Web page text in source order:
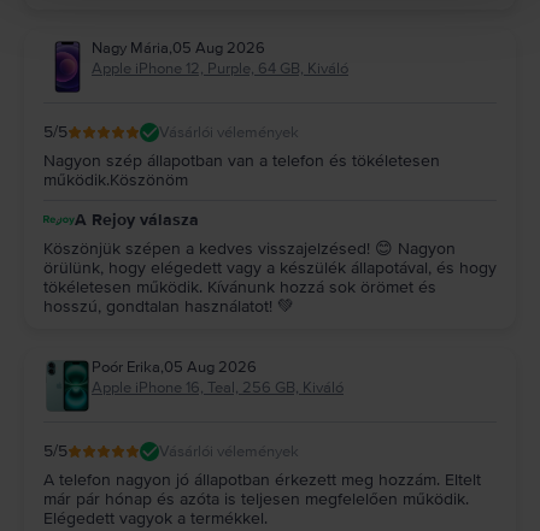
Nagy Mária,05 Aug 2026
Apple iPhone 12, Purple, 64 GB, Kiváló
5/5 Vásárlói vélemények
Nagyon szép állapotban van a telefon és tökéletesen
működik.Köszönöm
A Rejoy válasza
Köszönjük szépen a kedves visszajelzésed! 😊 Nagyon
örülünk, hogy elégedett vagy a készülék állapotával, és hogy
tökéletesen működik. Kívánunk hozzá sok örömet és
hosszú, gondtalan használatot! 💚
Poór Erika,05 Aug 2026
Apple iPhone 16, Teal, 256 GB, Kiváló
5/5 Vásárlói vélemények
A telefon nagyon jó állapotban érkezett meg hozzám. Eltelt
már pár hónap és azóta is teljesen megfelelően működik.
Elégedett vagyok a termékkel.